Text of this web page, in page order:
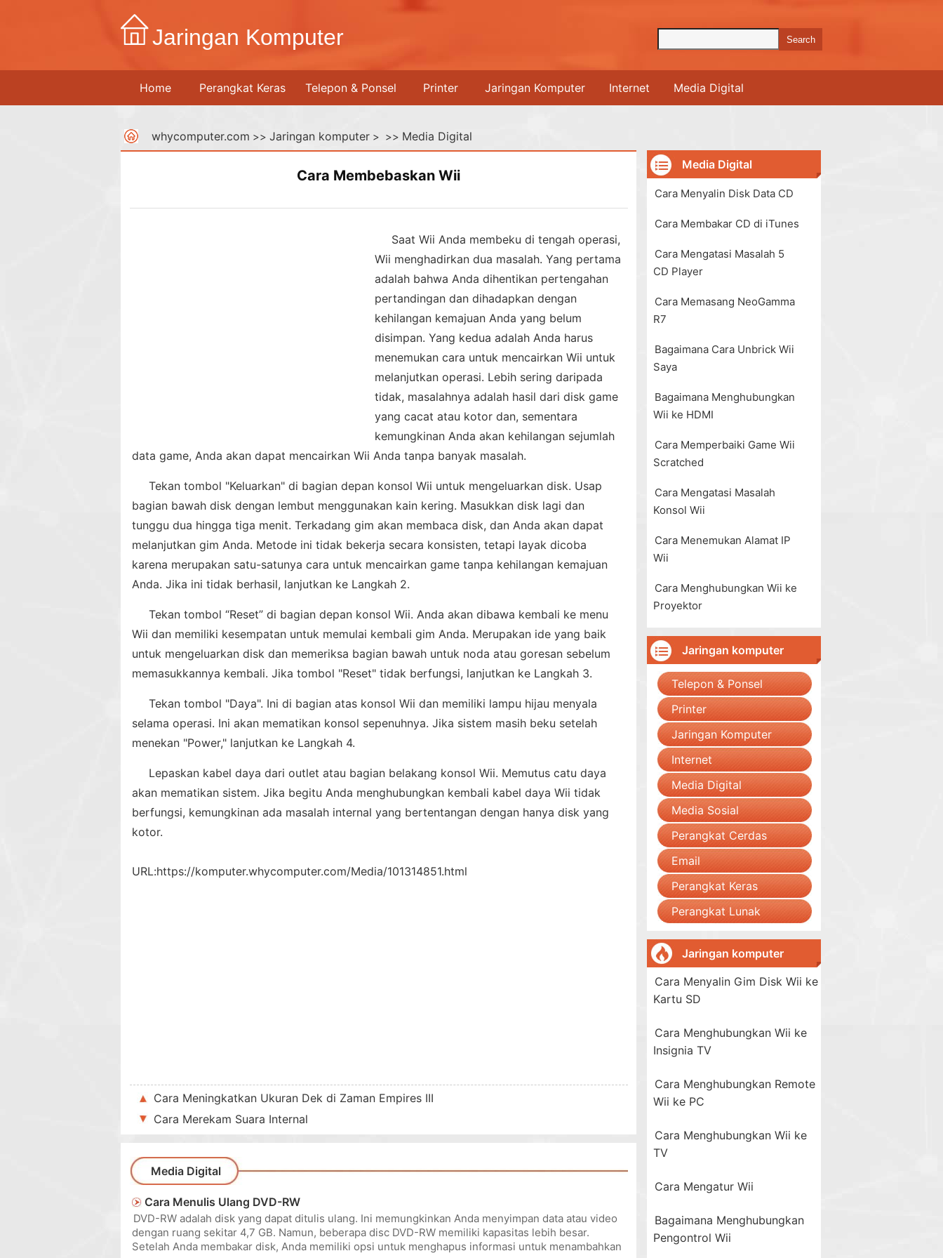
Jaringan Komputer
Home Perangkat Keras Telepon & Ponsel Printer Jaringan Komputer Internet Media Digital
whycomputer.com >> Jaringan komputer > >> Media Digital
Cara Membebaskan Wii
Saat Wii Anda membeku di tengah operasi,
Wii menghadirkan dua masalah. Yang pertama
adalah bahwa Anda dihentikan pertengahan
pertandingan dan dihadapkan dengan
kehilangan kemajuan Anda yang belum
disimpan. Yang kedua adalah Anda harus
menemukan cara untuk mencairkan Wii untuk
melanjutkan operasi. Lebih sering daripada
tidak, masalahnya adalah hasil dari disk game
yang cacat atau kotor dan, sementara
kemungkinan Anda akan kehilangan sejumlah
data game, Anda akan dapat mencairkan Wii Anda tanpa banyak masalah.
Tekan tombol "Keluarkan" di bagian depan konsol Wii untuk mengeluarkan disk. Usap
bagian bawah disk dengan lembut menggunakan kain kering. Masukkan disk lagi dan
tunggu dua hingga tiga menit. Terkadang gim akan membaca disk, dan Anda akan dapat
melanjutkan gim Anda. Metode ini tidak bekerja secara konsisten, tetapi layak dicoba
karena merupakan satu-satunya cara untuk mencairkan game tanpa kehilangan kemajuan
Anda. Jika ini tidak berhasil, lanjutkan ke Langkah 2.
Tekan tombol “Reset” di bagian depan konsol Wii. Anda akan dibawa kembali ke menu
Wii dan memiliki kesempatan untuk memulai kembali gim Anda. Merupakan ide yang baik
untuk mengeluarkan disk dan memeriksa bagian bawah untuk noda atau goresan sebelum
memasukkannya kembali. Jika tombol "Reset" tidak berfungsi, lanjutkan ke Langkah 3.
Tekan tombol "Daya". Ini di bagian atas konsol Wii dan memiliki lampu hijau menyala
selama operasi. Ini akan mematikan konsol sepenuhnya. Jika sistem masih beku setelah
menekan "Power," lanjutkan ke Langkah 4.
Lepaskan kabel daya dari outlet atau bagian belakang konsol Wii. Memutus catu daya
akan mematikan sistem. Jika begitu Anda menghubungkan kembali kabel daya Wii tidak
berfungsi, kemungkinan ada masalah internal yang bertentangan dengan hanya disk yang
kotor.
URL:https://komputer.whycomputer.com/Media/101314851.html
Cara Meningkatkan Ukuran Dek di Zaman Empires III
Cara Merekam Suara Internal
Media Digital
Cara Menulis Ulang DVD-RW
DVD-RW adalah disk yang dapat ditulis ulang. Ini memungkinkan Anda menyimpan data atau video
dengan ruang sekitar 4,7 GB. Namun, beberapa disc DVD-RW memiliki kapasitas lebih besar.
Setelah Anda membakar disk, Anda memiliki opsi untuk menghapus informasi untuk menambahkan
Media Digital
Cara Menyalin Disk Data CD
Cara Membakar CD di iTunes
Cara Mengatasi Masalah 5
CD Player
Cara Memasang NeoGamma
R7
Bagaimana Cara Unbrick Wii
Saya
Bagaimana Menghubungkan
Wii ke HDMI
Cara Memperbaiki Game Wii
Scratched
Cara Mengatasi Masalah
Konsol Wii
Cara Menemukan Alamat IP
Wii
Cara Menghubungkan Wii ke
Proyektor
Jaringan komputer
Telepon & Ponsel
Printer
Jaringan Komputer
Internet
Media Digital
Media Sosial
Perangkat Cerdas
Email
Perangkat Keras
Perangkat Lunak
Jaringan komputer
Cara Menyalin Gim Disk Wii ke
Kartu SD
Cara Menghubungkan Wii ke
Insignia TV
Cara Menghubungkan Remote
Wii ke PC
Cara Menghubungkan Wii ke
TV
Cara Mengatur Wii
Bagaimana Menghubungkan
Pengontrol Wii